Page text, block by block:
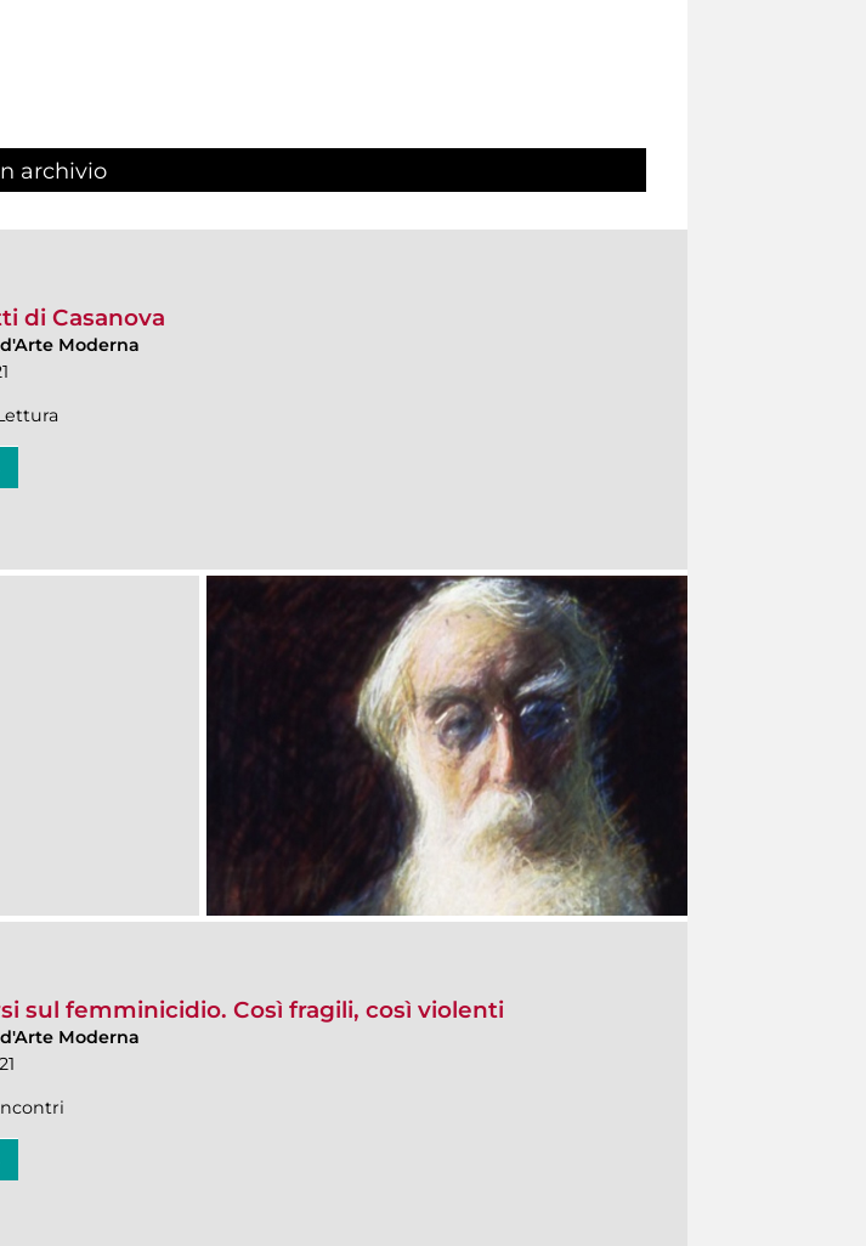
archivio
di Casanova
Moderna
sul femminicidio. Così fragili, così violenti
Moderna